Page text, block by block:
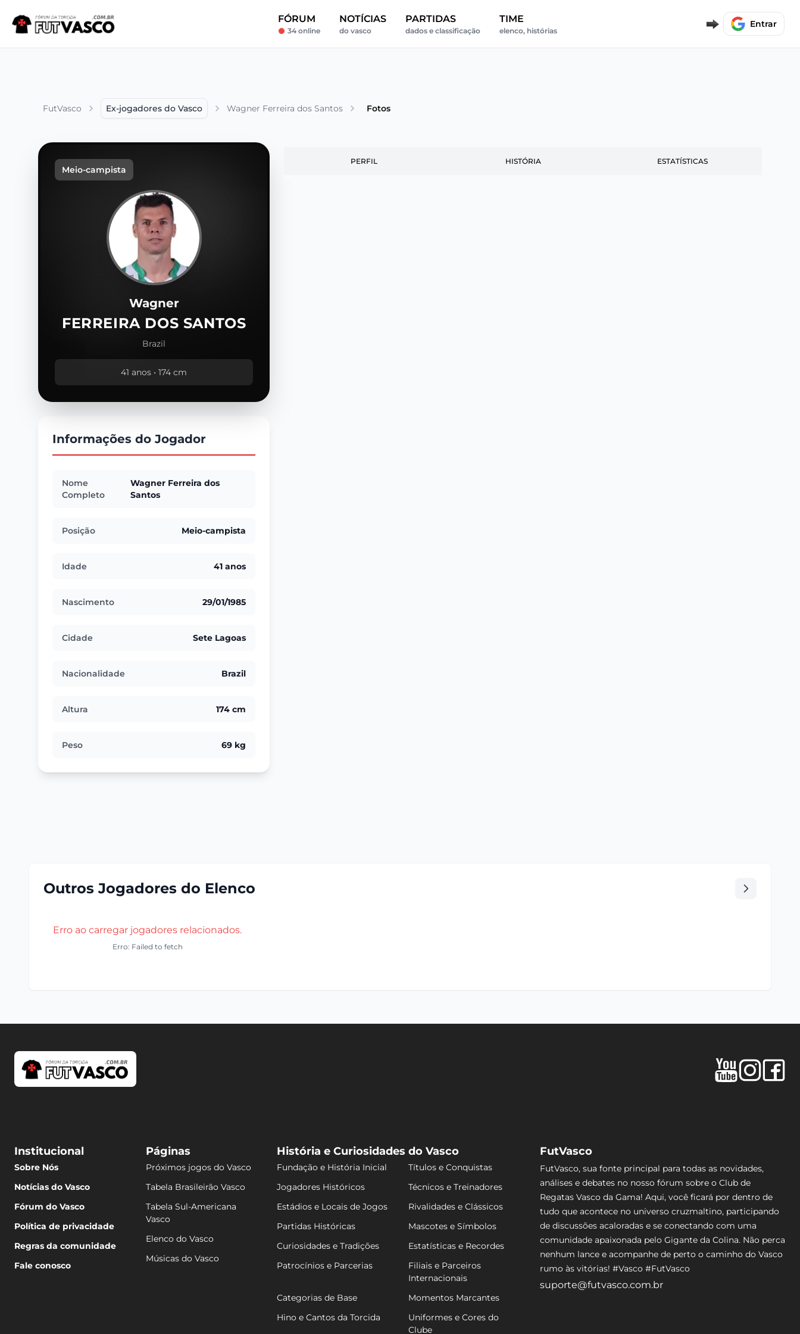
FÓRUM
34 online
NOTÍCIAS
do vasco
PARTIDAS
dados e classificação
TIME
elenco, histórias
Entrar
FutVasco Ex-jogadores do Vasco Wagner Ferreira dos Santos Fotos
Meio-campista
Wagner
FERREIRA DOS SANTOS
Brazil
41 anos • 174 cm
Informações do Jogador
Nome
Completo
Wagner Ferreira dos
Santos
Posição Meio-campista
Idade 41 anos
Nascimento 29/01/1985
Cidade Sete Lagoas
Nacionalidade Brazil
Altura 174 cm
Peso 69 kg
PERFIL HISTÓRIA ESTATÍSTICAS
Outros Jogadores do Elenco
Erro ao carregar jogadores relacionados.
Erro: Failed to fetch
Institucional
Sobre Nós
Notícias do Vasco
Fórum do Vasco
Política de privacidade
Regras da comunidade
Fale conosco
Páginas
Próximos jogos do Vasco
Tabela Brasileirão Vasco
Tabela Sul-Americana
Vasco
Elenco do Vasco
Músicas do Vasco
História e Curiosidades do Vasco
Fundação e História Inicial
Títulos e Conquistas
Jogadores Históricos
Técnicos e Treinadores
Estádios e Locais de Jogos
Rivalidades e Clássicos
Partidas Históricas
Mascotes e Símbolos
Curiosidades e Tradições
Estatísticas e Recordes
Patrocínios e Parcerias
Filiais e Parceiros
Internacionais
Categorias de Base
Momentos Marcantes
Hino e Cantos da Torcida
Uniformes e Cores do
Clube
FutVasco
FutVasco, sua fonte principal para todas as novidades,
análises e debates no nosso fórum sobre o Club de
Regatas Vasco da Gama! Aqui, você ficará por dentro de
tudo que acontece no universo cruzmaltino, participando
de discussões acaloradas e se conectando com uma
comunidade apaixonada pelo Gigante da Colina. Não perca
nenhum lance e acompanhe de perto o caminho do Vasco
rumo às vitórias! #Vasco #FutVasco
suporte@futvasco.com.br